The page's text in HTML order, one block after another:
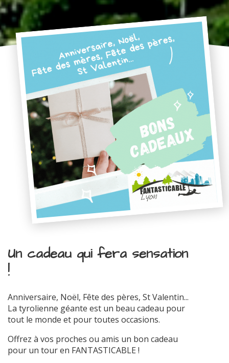
Un cadeau qui fera sensation
!
Anniversaire, Noël, Fête des pères, St Valentin...
La tyrolienne géante est un beau cadeau pour
tout le monde et pour toutes occasions.
Offrez à vos proches ou amis un bon cadeau
pour un tour en FANTASTICABLE !